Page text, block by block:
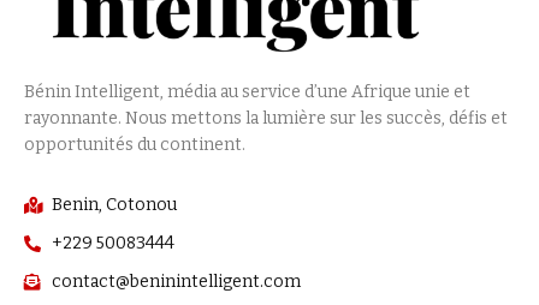
Bénin Intelligent, média au service d’une Afrique unie et
rayonnante. Nous mettons la lumière sur les succès, défis et
opportunités du continent.
Benin, Cotonou
+229 50083444
contact@beninintelligent.com